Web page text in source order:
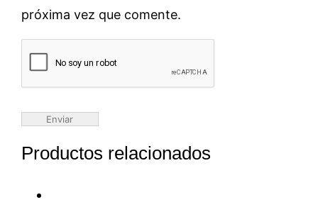
próxima vez que comente.
Productos relacionados